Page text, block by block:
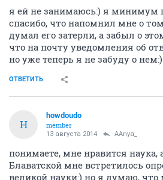
я ей не занимаюсь:) я минимум
спасибо, что напомнил мне о
думал его затерли, а забыл о
что на почту уведомления об
но уже теперь я не забуду о
ОТВЕТИТЬ
H
howdoudo
member
13 августа 2014 AAnya_
понимаете, мне нравится наука,
Блаватской мне встретилось
великой науки:) но я думаю, что